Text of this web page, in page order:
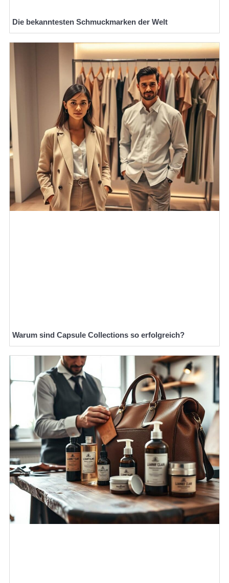
Die bekanntesten Schmuckmarken der Welt
Warum sind Capsule Collections so erfolgreich?